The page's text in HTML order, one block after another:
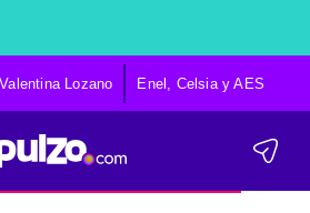
Lozano Enel, Celsia y AES